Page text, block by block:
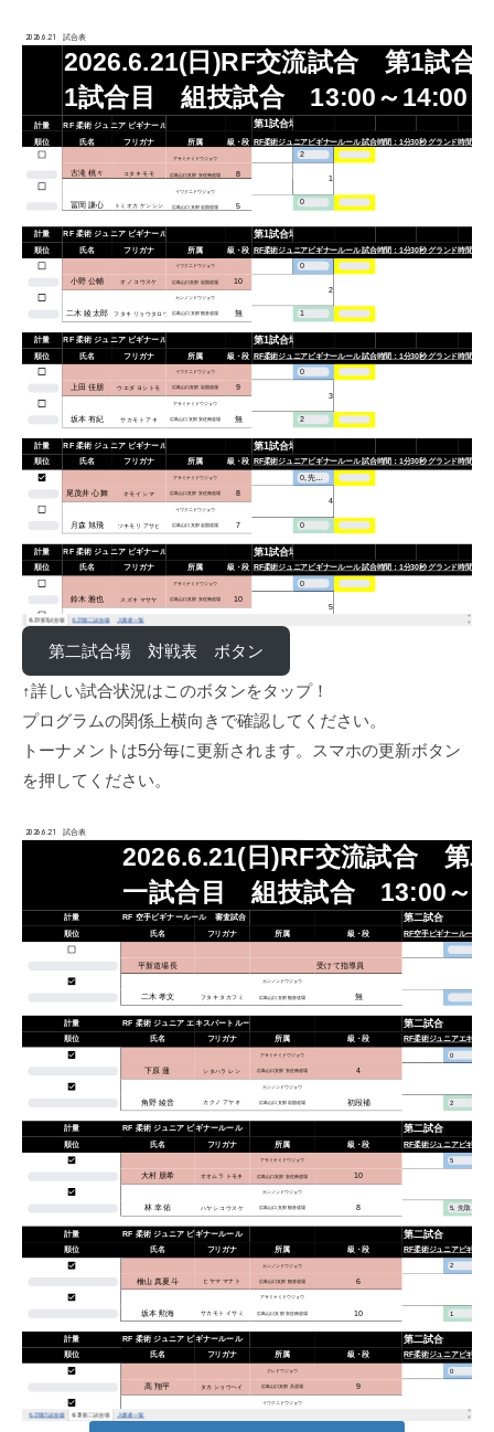
第二試合場 対戦表 ボタン
↑詳しい試合状況はこのボタンをタップ！
プログラムの関係上横向きで確認してください。
トーナメントは5分毎に更新されます。スマホの更新ボタン
を押してください。